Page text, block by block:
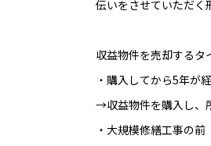
伝いをさせていただく
収益物件を売却するタ
・購入してから5年が
→収益物件を購入し、
・大規模修繕工事の前